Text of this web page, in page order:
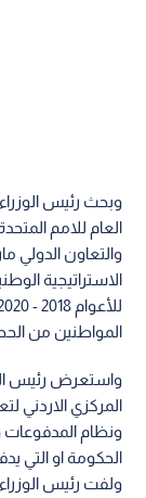
وبحث رئيس
العام للامم
والتعاون الدولي
الاستراتيجية
المواطنين من
واستعرض رئيس
المركزي الاردني
ونظام المدفوعات
الحكومة او التي
ولفت رئيس الوزراء